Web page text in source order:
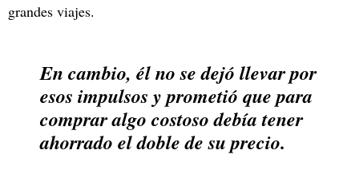
grandes viajes.
En cambio, él no se dejó llevar por
esos impulsos y prometió que para
comprar algo costoso debía tener
ahorrado el doble de su precio.